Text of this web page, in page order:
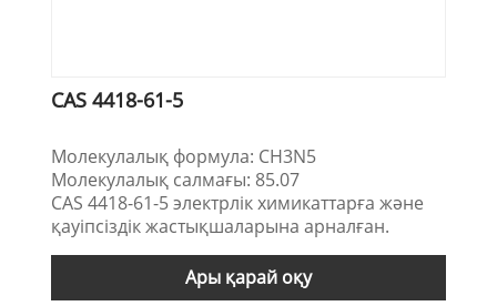
CAS 4418-61-5
Молекулалық формула: CH3N5
Молекулалық салмағы: 85.07
CAS 4418-61-5 электрлік химикаттарға және
қауіпсіздік жастықшаларына арналған.
Ары қарай оқу